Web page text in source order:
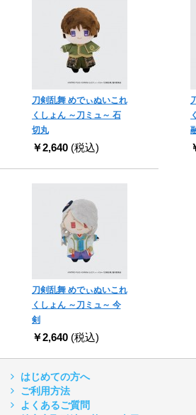
刀剣乱舞 めでぃぬいこれ
くしょん ～刀ミュ～ 石
切丸
￥2,640 (税込)
刀剣乱舞 めでぃぬいこれ
くしょん ～刀ミュ～ 今
剣
￥2,640 (税込)
はじめての方へ
ご利用方法
よくあるご質問